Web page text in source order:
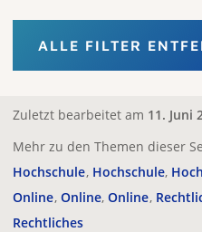
ALLE FILTER
Zuletzt bearbeitet am 11. Juni
Mehr zu den Themen dieser
Hochschule Hochschule
Online Online Online
Rechtliches